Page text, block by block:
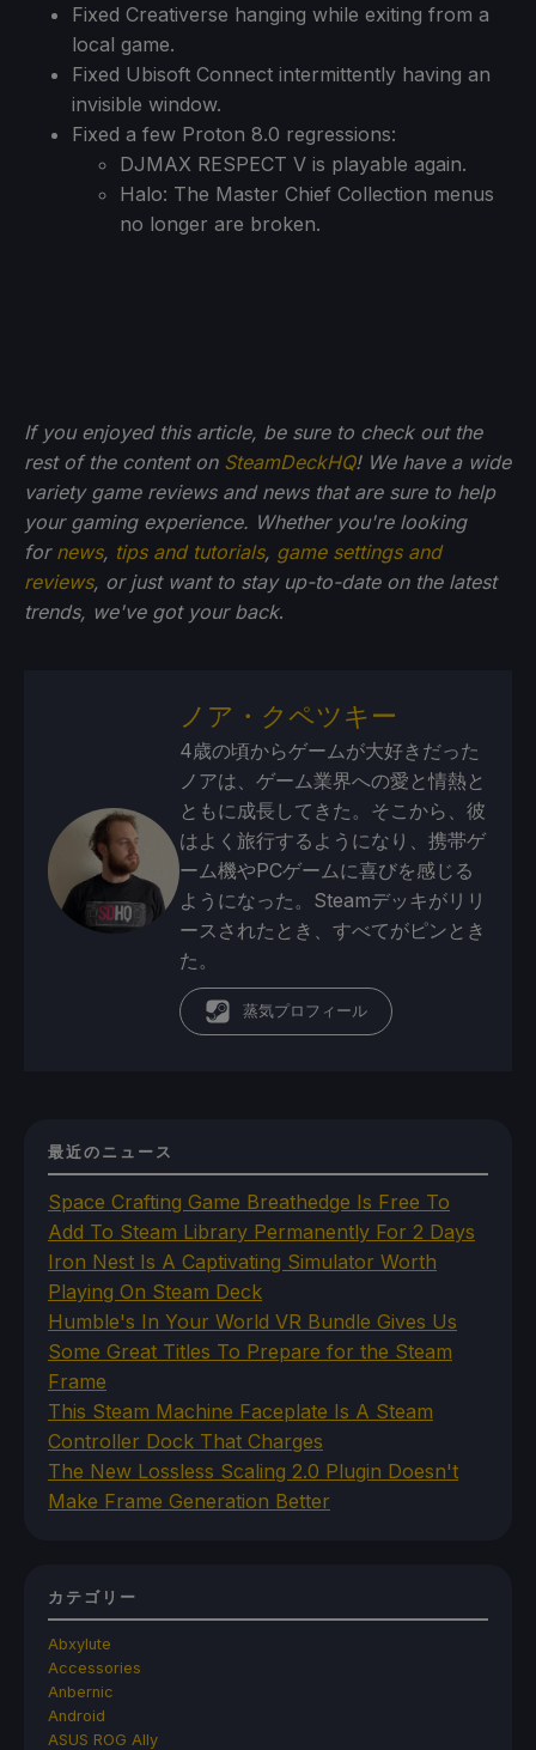
Fixed Creativerse hanging while exiting from a
local game.
Fixed Ubisoft Connect intermittently having an
invisible window.
Fixed a few Proton 8.0 regressions:
DJMAX RESPECT V is playable again.
Halo: The Master Chief Collection menus
no longer are broken.
If you enjoyed this article, be sure to check out the
rest of the content on SteamDeckHQ! We have a wide
variety game reviews and news that are sure to help
your gaming experience. Whether you're looking
for news, tips and tutorials, game settings and
reviews, or just want to stay up-to-date on the latest
trends, we've got your back.
ノア・クペツキー
4歳の頃からゲームが大好きだった
ノアは、ゲーム業界への愛と情熱と
ともに成長してきた。そこから、彼
はよく旅行するようになり、携帯ゲ
ーム機やPCゲームに喜びを感じる
ようになった。Steamデッキがリリ
ースされたとき、すべてがピンとき
た。
蒸気プロフィール
最近のニュース
Space Crafting Game Breathedge Is Free To
Add To Steam Library Permanently For 2 Days
Iron Nest Is A Captivating Simulator Worth
Playing On Steam Deck
Humble's In Your World VR Bundle Gives Us
Some Great Titles To Prepare for the Steam
Frame
This Steam Machine Faceplate Is A Steam
Controller Dock That Charges
The New Lossless Scaling 2.0 Plugin Doesn't
Make Frame Generation Better
カテゴリー
Abxylute
Accessories
Anbernic
Android
ASUS ROG Ally